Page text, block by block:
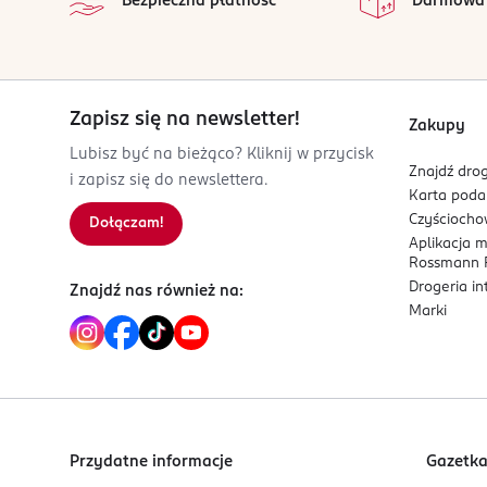
DE-Niemcy
Kod EAN
4 047196 047323
Zapisz się na newsletter!
Lubisz być na bieżąco? Kliknij w przycisk
i zapisz się do newslettera.
Dołączam!
Znajdź nas również na:
Zakupy
Znajdź
Karta
Aplikacja
Rossmann
Drogeria
Marki
Przydatne informacje Gazetka